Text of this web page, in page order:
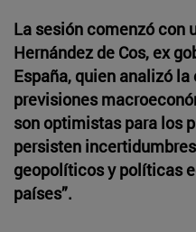
La sesión comenzó con
Hernández de Cos, ex
España, quien analizó
previsiones
son optimistas para los
persisten
geopolíticos y políticas
países”.